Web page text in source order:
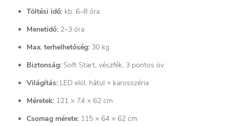
Töltési idő: kb. 6–8 óra
Menetidő: 2–3 óra
Max. terhelhetőség: 30 kg
Biztonság: Soft Start, vészfék, 3 pontos öv
Világítás: LED elöl, hátul + karosszéria
Méretek: 121 × 74 × 62 cm
Csomag mérete: 115 × 64 × 62 cm